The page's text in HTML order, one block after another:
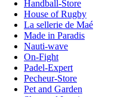
Handball-Store
House of Rugby
La sellerie de Maé
Made in Paradis
Nauti-wave
On-Fight
Padel-Expert
Pecheur-Store
Pet and Garden